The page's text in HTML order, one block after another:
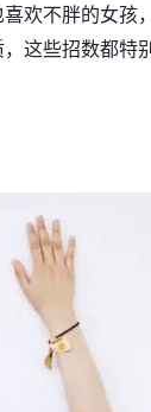
欢不胖的女孩
这些招数都特